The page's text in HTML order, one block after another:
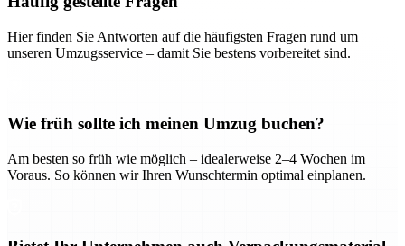
Hier finden Sie Antworten auf die häufigsten Fragen rund um
unseren Umzugsservice – damit Sie bestens vorbereitet sind.
Wie früh sollte ich meinen Umzug buchen?
Am besten so früh wie möglich – idealerweise 2–4 Wochen im
Voraus. So können wir Ihren Wunschtermin optimal einplanen.